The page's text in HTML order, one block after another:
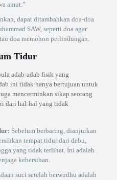
amut.”
dapat ditambahkan doa-doa
SAW, seperti doa agar
doa memohon perlindungan.
Tidur
adab-adab fisik yang
ini tidak hanya bertujuan untuk
mencerminkan sikap seorang
dari hal-hal yang tidak
Sebelum berbaring, dianjurkan
tempat tidur dari debu,
yang tidak terlihat. Ini adalah
kebersihan.
suci setelah berwudhu adalah